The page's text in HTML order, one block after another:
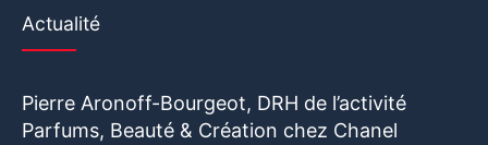
Actualité
Pierre Aronoff-Bourgeot, DRH de l’activité
Parfums, Beauté & Création chez Chanel